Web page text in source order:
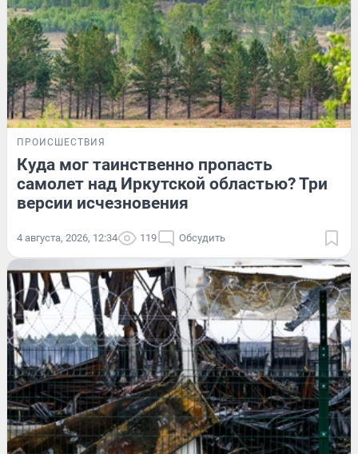
ПРОИСШЕСТВИЯ
Куда мог таинственно пропасть
самолет над Иркутской областью? Три
версии исчезновения
4 августа, 2026, 12:34 119 Обсудить